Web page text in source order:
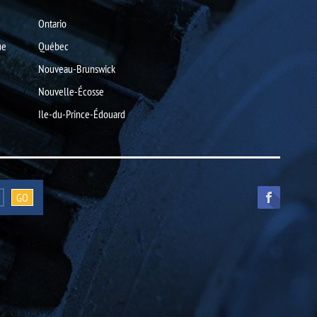
Ontario
Québec
Nouveau-Brunswick
Nouvelle-Écosse
Ile-du-Prince-Édouard